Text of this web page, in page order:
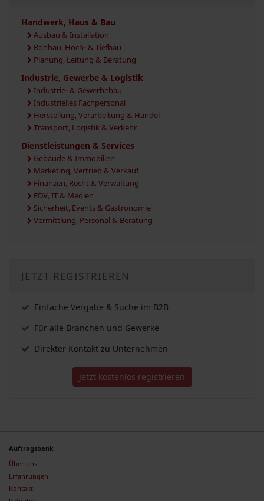
Handwerk, Haus & Bau
Ausbau & Installation
Rohbau, Hoch- & Tiefbau
Planung, Leitung & Beratung
Industrie, Gewerbe & Logistik
Industrie- & Gewerbebau
Industrielles Fachpersonal
Herstellung, Verarbeitung & Handel
Transport, Logistik & Verkehr
Dienstleistungen & Services
Gebäude & Immobilien
Marketing, Vertrieb & Verkauf
Finanzen, Recht & Verwaltung
EDV, IT & Medien
Sicherheit, Events & Gastronomie
Vermittlung, Personal & Beratung
JETZT REGISTRIEREN
Einfache Vergabe & Suche im B2B
Für alle Branchen und Gewerke
Direkter Kontakt zu Unternehmen
Jetzt kostenlos registrieren
Auftragsbank
Über uns
Erfahrungen
Kontakt